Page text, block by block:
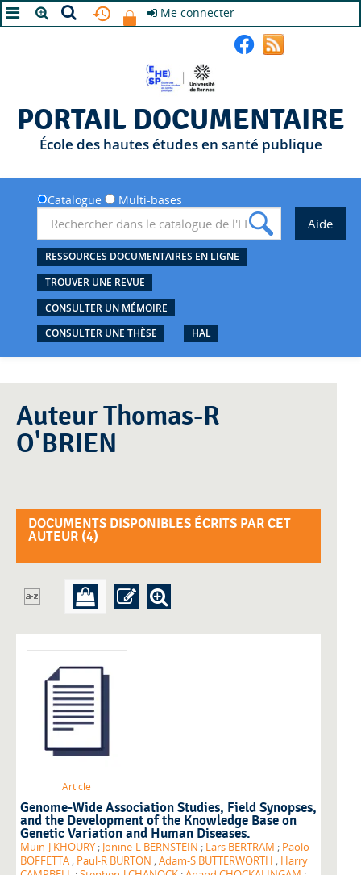
Me connecter
PORTAIL DOCUMENTAIRE
École des hautes études en santé publique
Catalogue Multi-bases
RESSOURCES DOCUMENTAIRES EN LIGNE
TROUVER UNE REVUE
CONSULTER UN MÉMOIRE
CONSULTER UNE THÈSE
HAL
Auteur Thomas-R
O'BRIEN
DOCUMENTS DISPONIBLES ÉCRITS PAR CET
AUTEUR (4)
Article
Genome-Wide Association Studies, Field Synopses,
and the Development of the Knowledge Base on
Genetic Variation and Human Diseases.
Muin-J KHOURY ; Jonine-L BERNSTEIN ; Lars BERTRAM ; Paolo
BOFFETTA ; Paul-R BURTON ;Adam-S BUTTERWORTH ; Harry